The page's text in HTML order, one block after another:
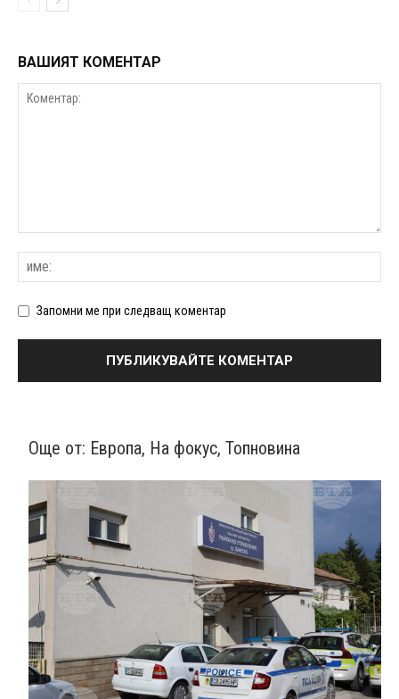
ВАШИЯТ КОМЕНТАР
Запомни ме при следващ коментар
Още от: Европа, На фокус, Топновина